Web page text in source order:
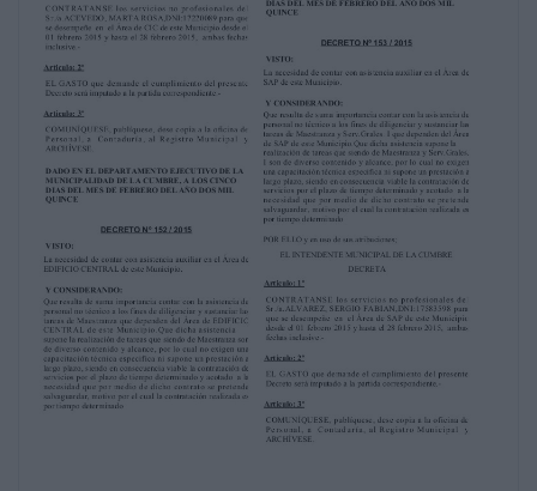
supone la realización de tareas que siendo de
Maestranza y
servicios generales son de diverso contenido
y alcance, por lo
cual no exigen una capacitación técnica
especifica ni supone
un prestación a largo plazo, siendo en
consecuencia viable la
contratación de servicios por el plazo de
tiempo determinado
y acotado a la necesidad que por medio de
dicho contrato se
pretende salvaguardar, motivo por el cual la
contratación
realizada es por tiempo determinado
POR ELLO y en uso de sus atribuciones;
EL INTENDENTE MUNICIPAL DE LA CUMBRE